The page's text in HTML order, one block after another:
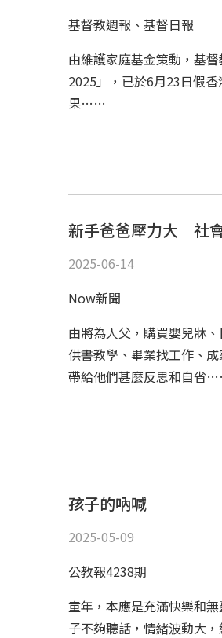
基督教週報、基督日報
由維護家庭基金策動，基
2025」，已於6月23日假
果……
新手爸爸壓力大 社
2025-06-14
Now新聞
由將為人父，購買嬰兒牀
供書教學、畢業找工作、
帶給他們甚麼反思和自省
孩子的吶喊
2025-05-09
公教報4238期
童年，本應是充滿快樂和
子不夠聽話，情緒波動大